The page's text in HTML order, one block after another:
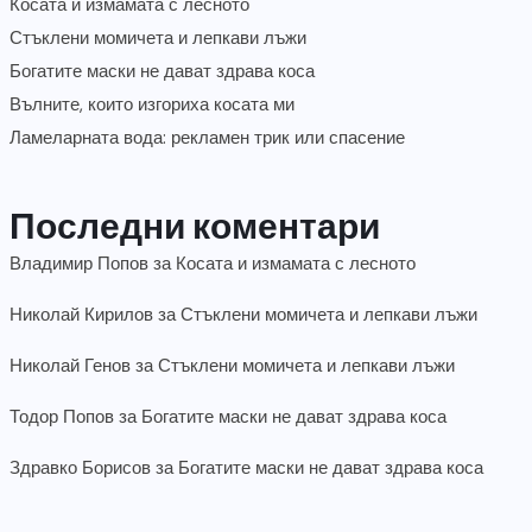
Косата и измамата с лесното
Стъклени момичета и лепкави лъжи
Богатите маски не дават здрава коса
Вълните, които изгориха косата ми
Ламеларната вода: рекламен трик или спасение
Последни коментари
Владимир Попов за Косата и измамата с лесното
Николай Кирилов заСтъклени момичета и лепкави лъжи
Николай Генов заСтъклени момичета и лепкави лъжи
Тодор Попов за Богатите маски не дават здрава коса
Здравко Борисов за Богатите маски не дават здрава коса